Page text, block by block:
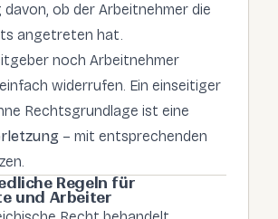
davon, ob der Arbeitnehmer die
angetreten hat.
noch Arbeitnehmer
widerrufen. Ein einseitiger
Rechtsgrundlage ist eine
– mit entsprechenden
Regeln für
und Arbeiter